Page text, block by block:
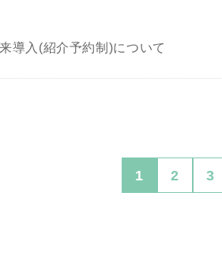
導入(紹介予約制)について
1 2 3